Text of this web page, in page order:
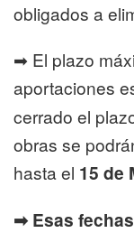
obligados a
➡ El plazo
aportaciones
cerrado el
obras se
hasta el 15 de
➡ Esas